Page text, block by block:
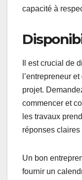
capacité à
Il est crucial de
l’entrepreneur
projet.
commencer et
les travaux
réponses
Un bon
fournir un